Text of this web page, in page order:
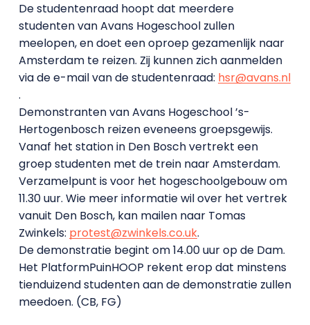
De studentenraad hoopt dat meerdere
studenten van Avans Hogeschool zullen
meelopen, en doet een oproep gezamenlijk naar
Amsterdam te reizen. Zij kunnen zich aanmelden
via de e-mail van de studentenraad: hsr@avans.nl
.
Demonstranten van Avans Hogeschool ’s-
Hertogenbosch reizen eveneens groepsgewijs.
Vanaf het station in Den Bosch vertrekt een
groep studenten met de trein naar Amsterdam.
Verzamelpunt is voor het hogeschoolgebouw om
11.30 uur. Wie meer informatie wil over het vertrek
vanuit Den Bosch, kan mailen naar Tomas
Zwinkels: protest@zwinkels.co.uk.
De demonstratie begint om 14.00 uur op de Dam.
Het PlatformPuinHOOP rekent erop dat minstens
tienduizend studenten aan de demonstratie zullen
meedoen. (CB, FG)